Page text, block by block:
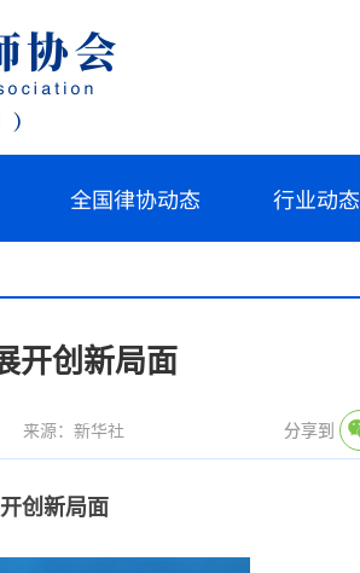
全国律协动态 行业动态
开创新局面
来源：新华社 分享到
创新局面